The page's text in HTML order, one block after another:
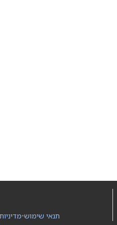
•תנאי שימוש